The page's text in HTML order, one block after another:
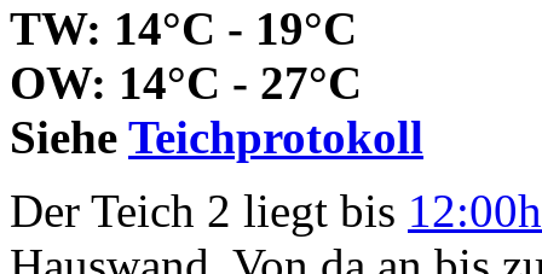
TW: 14°C - 19°C
OW: 14°C - 27°C
Siehe Teichprotokoll
Der Teich 2 liegt bis